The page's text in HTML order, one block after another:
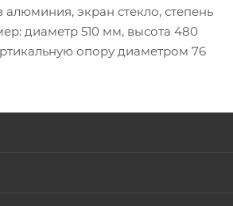
экран стекло, степень
диаметр 510 мм, высота 480
опору диаметром 76